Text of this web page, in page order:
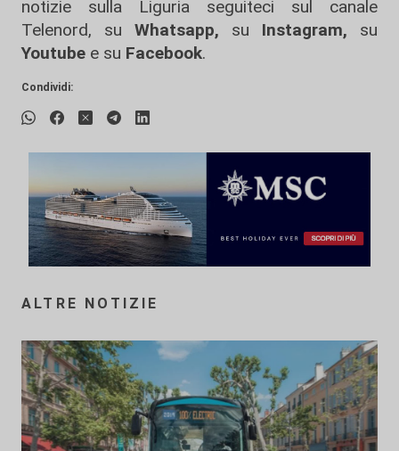
notizie sulla Liguria seguiteci sul canale
Telenord, su
Whatsapp, su Instagram, su
Youtube e su Facebook.
Condividi:
ALTRE NOTIZIE